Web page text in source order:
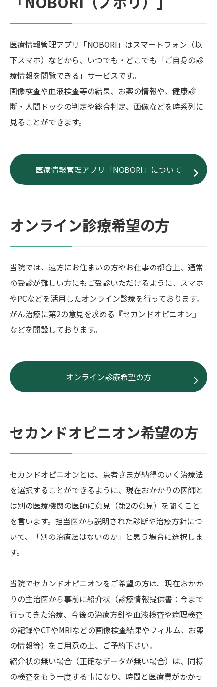
医療情報管理アプリ「NOBORI」はスマートフォン（以
下スマホ）などから、いつでも・どこでも「ご自身の診
療情報を閲覧できる」サービスです。
画像検査や血液検査等の結果、お薬の情報や、健康診
断・人間ドックの判定や総合判定、画像などを時系列に
見ることができます。
医療情報管理アプリ「NOBORI」について
オンライン診療希望の方
当院では、遠方にお住まいの方やお仕事の都合上、通常
の受診が難しい方にもご受診いただけるように、スマホ
やPCなどを活用したオンライン診療を行っております。
がん治療に第2の意見を求める『セカンドオピニオン』
などを開設しております。
オンライン診療希望の方
セカンドオピニオン希望の方
セカンドオピニオンとは、患者さまが納得のいく治療法
を選択することができるように、現在おかかりの医師と
は別の医療機関の医師に意見（第2の意見）を聞くこと
を言います。担当医から説明された診断や治療方針につ
いて、「別の治療法はないのか」と思う場合に選択しま
す。
当院でセカンドオピニオンをご希望の方は、現在おかか
りの主治医から事前に紹介状（診療情報提供書：今まで
行ってきた治療、今後の治療方針や血液検査や病理検査
の記録やCTやMRIなどの画像検査結果やフィルム、お薬
の情報等）をご用意の上、ご予約下さい。
紹介状の無い場合（正確なデータが無い場合）は、同様
の検査をもう一度する事になり、時間と医療費がかかっ